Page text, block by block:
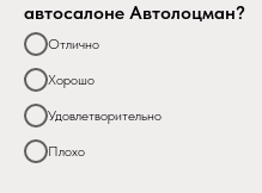
автосалоне Автолоцман?
Отлично
Хорошо
Удовлетворительно
Плохо